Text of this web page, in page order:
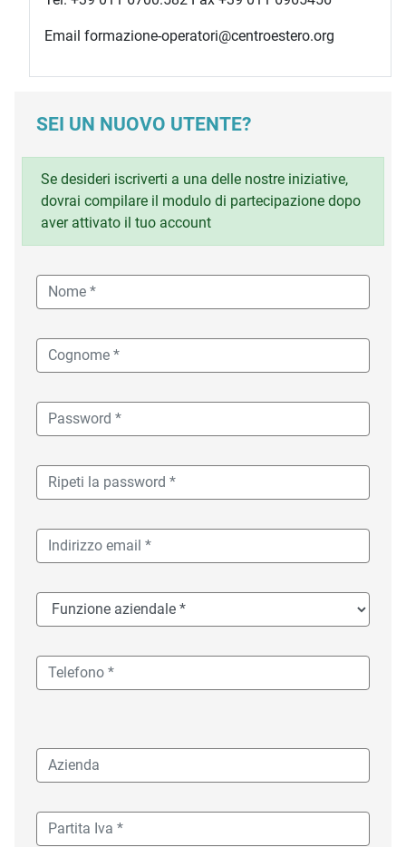
Email formazione-operatori@centroestero.org
SEI UN NUOVO UTENTE?
Se desideri iscriverti a una delle nostre iniziative,
dovrai compilare il modulo di partecipazione dopo
aver attivato il tuo account